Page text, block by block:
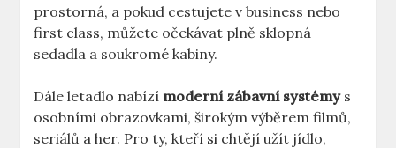
prostorná, a⁢ pokud cestujete ⁣v business nebo
first class, můžete očekávat⁢ plně sklopná
sedadla a soukromé kabiny.
Dále letadlo ⁤nabízí moderní zábavní systémys
osobními obrazovkami, širokým výběrem ‌filmů,
seriálů a ‍her. Pro ty, kteří​ si chtějí užít jídlo,⁣